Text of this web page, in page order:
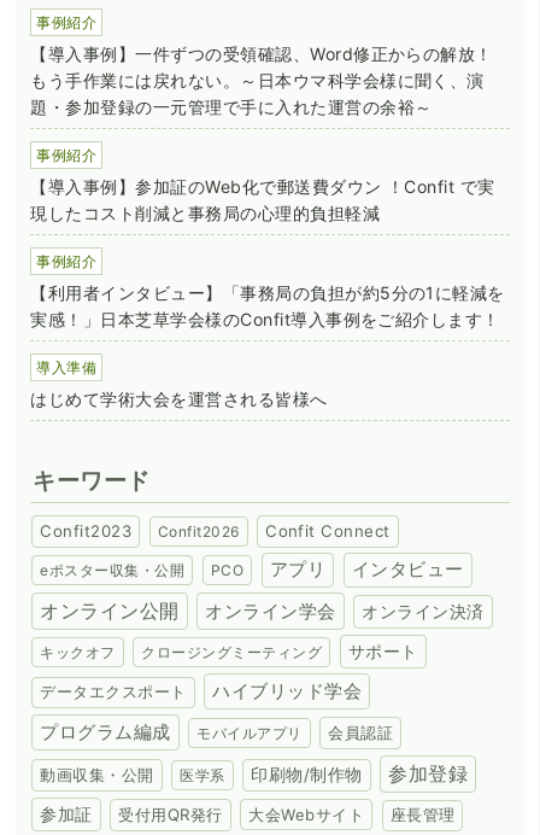
事例紹介
【導入事例】一件ずつの受領確認、Word修正からの解放！
もう手作業には戻れない。～日本ウマ科学会様に聞く、演
題・参加登録の一元管理で手に入れた運営の余裕～
事例紹介
【導入事例】参加証のWeb化で郵送費ダウン ！Confit で実
現したコスト削減と事務局の心理的負担軽減
事例紹介
【利用者インタビュー】「事務局の負担が約5分の1に軽減を
実感！」日本芝草学会様のConfit導入事例をご紹介します！
導入準備
はじめて学術大会を運営される皆様へ
キーワード
Confit2023 Confit2026 Confit Connect
eポスター収集・公開 PCO アプリ インタビュー
オンライン公開 オンライン学会 オンライン決済
キックオフ クロージングミーティング サポート
データエクスポート
ハイブリッド学会
プログラム編成
モバイルアプリ 会員認証
動画収集・公開 医学系 印刷物/制作物 参加登録
参加証 受付用QR発行 大会Webサイト 座長管理